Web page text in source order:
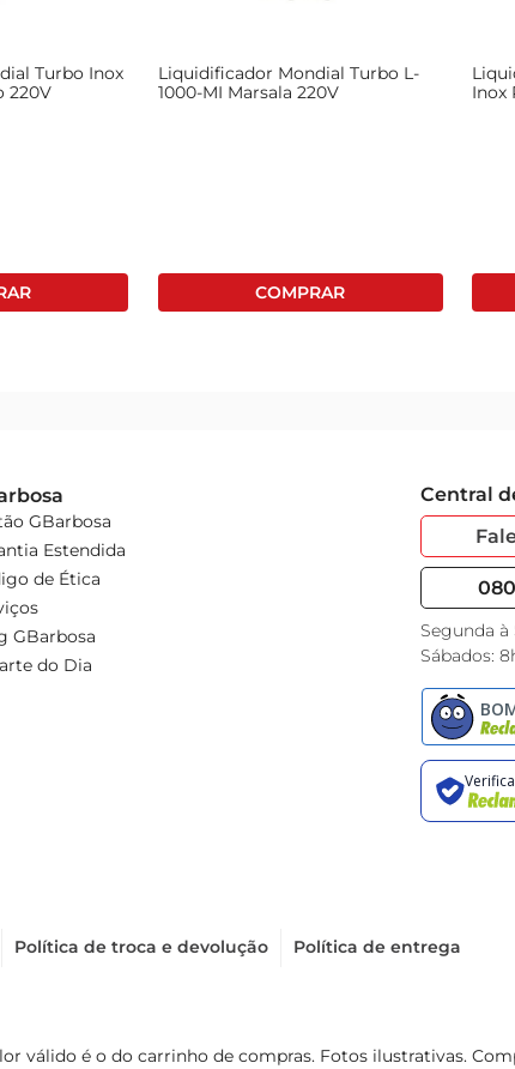
BisfenolA, que é nocivo à saúde, e não deixa cheiro.
Turbo Inox
220V
Liquidificador Mondial Turbo L-
1000-MI Marsala 220V
Inox
GBarbosa
Estendida
de Ética
GBarbosa
do Dia
Central
Segunda à
Sábados:
Política de troca e devolução Política de entrega
válido é o do carrinho de compras. Fotos ilustrativas.